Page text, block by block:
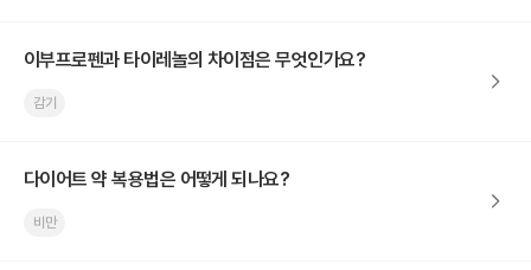
이부프로펜과 타이레놀의 차이점은 무엇인가요?
감기
다이어트 약 복용법은 어떻게 되나요?
비만